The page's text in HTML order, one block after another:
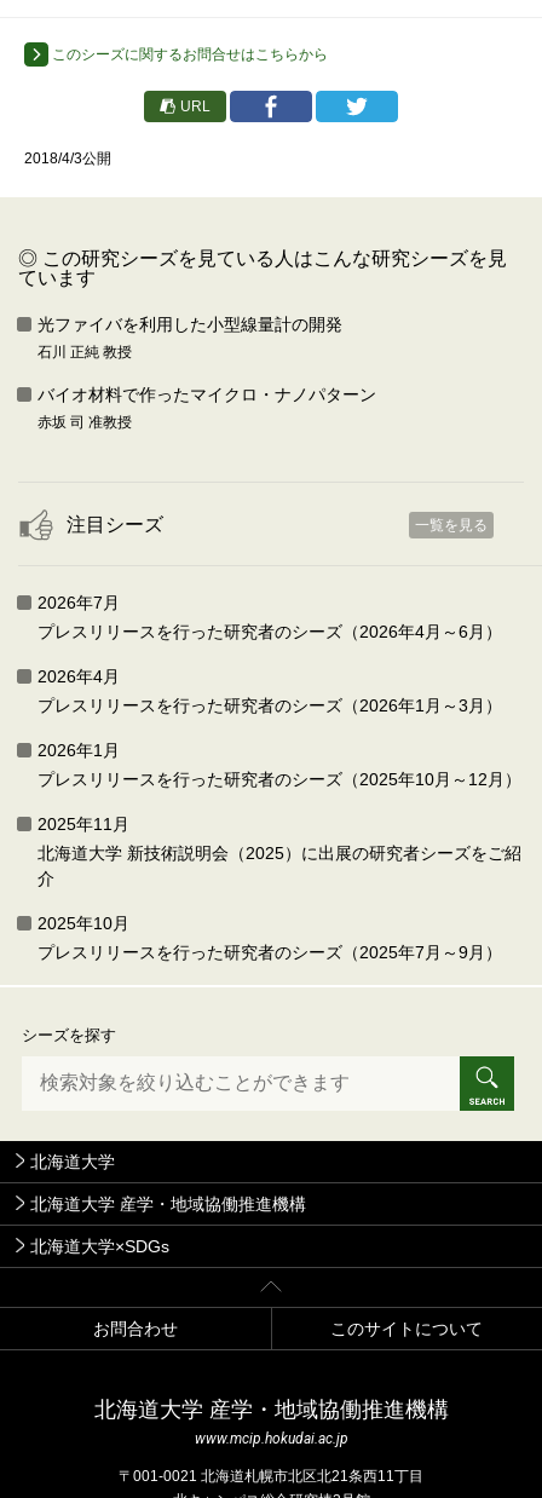
このシーズに関するお問合せはこちらから
URL
2018/4/3公開
◎ この研究シーズを見ている人はこんな研究シーズを見
ています
光ファイバを利用した小型線量計の開発
石川 正純 教授
バイオ材料で作ったマイクロ・ナノパターン
赤坂 司 准教授
注目シーズ 一覧を見る
2026年7月
プレスリリースを行った研究者のシーズ（2026年4月～6月）
2026年4月
プレスリリースを行った研究者のシーズ（2026年1月～3月）
2026年1月
プレスリリースを行った研究者のシーズ（2025年10月～12月）
2025年11月
北海道大学 新技術説明会（2025）に出展の研究者シーズをご紹
介
2025年10月
プレスリリースを行った研究者のシーズ（2025年7月～9月）
シーズを探す
北海道大学
北海道大学 産学・地域協働推進機構
北海道大学×SDGs
お問合わせ このサイトについて
北海道⼤学 産学・地域協働推進機構
www.mcip.hokudai.ac.jp
〒001-0021 北海道札幌市北区北21条⻄11丁⽬